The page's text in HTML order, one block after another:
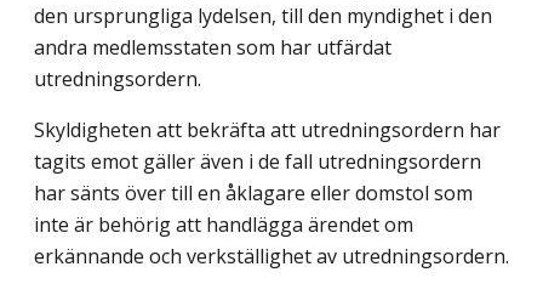
den ursprungliga lydelsen, till den myndighet i den
andra medlemsstaten som har utfärdat
utredningsordern.
Skyldigheten att bekräfta att utredningsordern har
tagits emot gäller även i de fall utredningsordern
har sänts över till en åklagare eller domstol som
inte är behörig att handlägga ärendet om
erkännande och verkställighet av utredningsordern.